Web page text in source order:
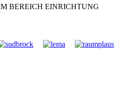
BEREICH EINRICHTUNG